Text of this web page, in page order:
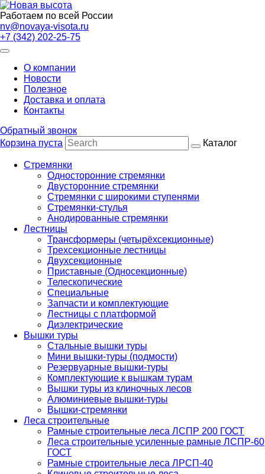
Работаем по всей России
nv@novaya-visota.ru
+7 (342) 202-25-75
О компании
Новости
Полезное
Доставка и оплата
Контакты
Обратный звонок
Корзина пуста
Каталог
Стремянки
Односторонние стремянки
Двусторонние стремянки
Стремянки с широкими ступенями
Стремянки-стулья
Анодированные стремянки
Лестницы
Трансформеры (четырёхсекционные)
Трехсекционные лестницы
Двухсекционные
Приставные (Односекционные)
Телескопические
Специальные
Запчасти и комплектующие
Лестницы с платформой
Диэлектрические
Вышки туры
Стальные вышки туры
Мини вышки-туры (подмости)
Резервуарные вышки-туры
Комплектующие к вышкам турам
Вышки туры из клиночных лесов
Алюминиевые вышки-туры
Вышки-стремянки
Леса строительные
Рамные строительные леса ЛСПР 200 ГОСТ
Леса строительные усиленные рамные ЛСПР-60
ГОСТ
Рамные строительные леса ЛРСП-40